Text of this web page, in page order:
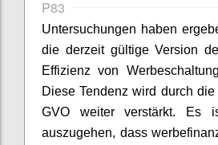
P83
Untersuchungen haben
die derzeit gültige Version
Effizienz von
Diese Tendenz wird durch
GVO weiter verstärkt. Es
auszugehen, dass